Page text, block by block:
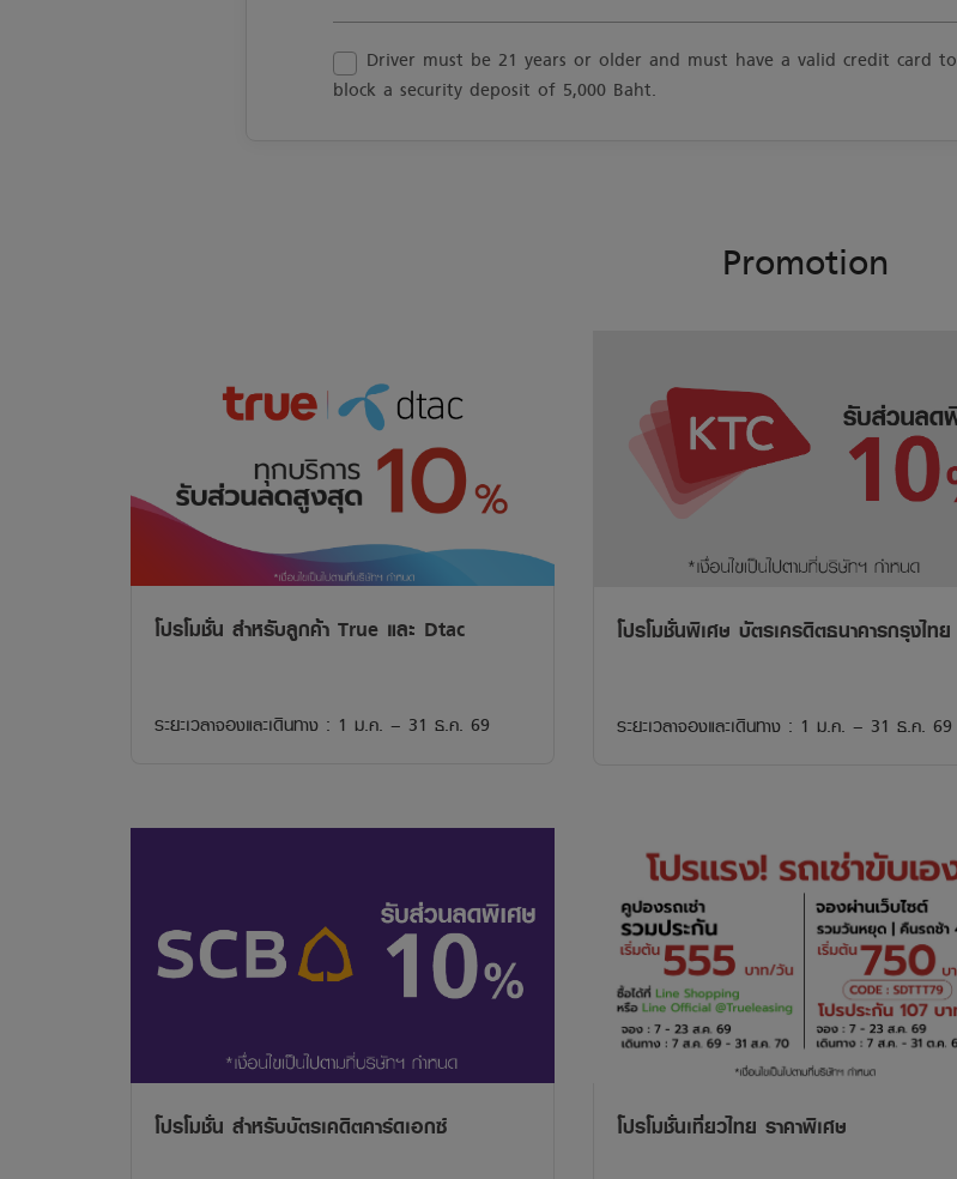
Driver must be 21 years or older and must have a valid credit card to
block a security deposit of 5,000 Baht.
Promotion
โปรโมชั่น สำหรับลูกค้า True และ Dtac
ระยะเวลาจองและเดินทาง : 1 ม.ค. – 31 ธ.ค. 69
โปรโมชั่นพิเศษ บัตรเครดิตธนาคารกรุงไทย
ระยะเวลาจองและเดินทาง : 1 ม.ค. – 31 ธ.ค. 69
โปรโมชั่น สำหรับบัตรเคดิตคาร์ดเอกซ์ โปรโมชั่นเที่ยวไทย ราคาพิเศษ